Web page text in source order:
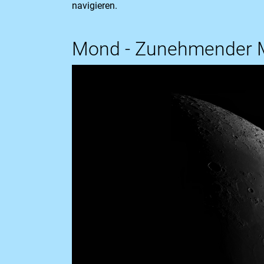
navigieren.
Mond - Zunehmender